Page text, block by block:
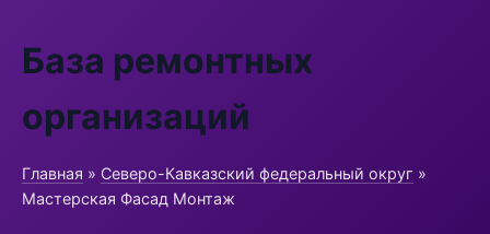
База ремонтных
организаций
Главная » Северо-Кавказский федеральный округ »
Мастерская Фасад Монтаж